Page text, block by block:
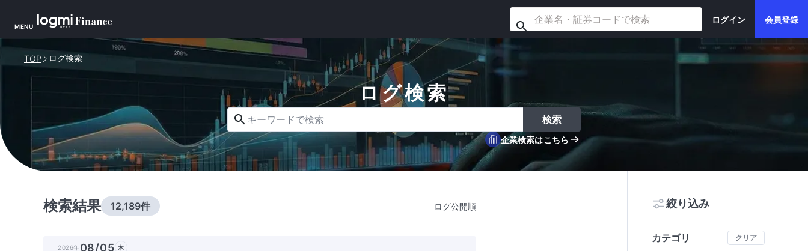
MENU
ログイン 会員登録
TOP ログ検索
ログ検索
キーワードで検索 検索
企業検索はこちら
検索結果 12,189件 ログ公開順
2026年08/05 木
絞り込み
カテゴリ クリア